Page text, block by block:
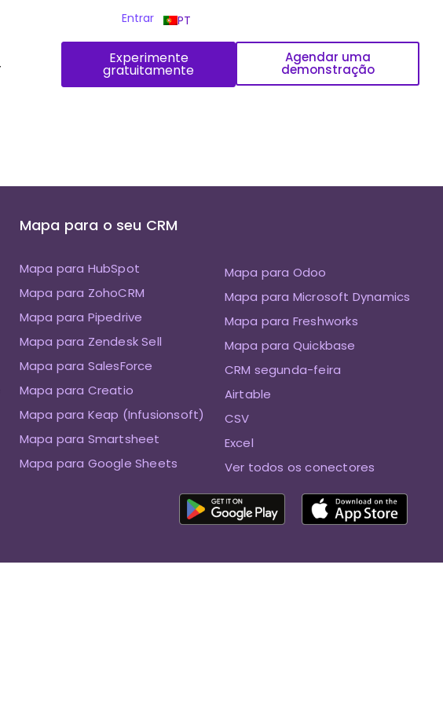
Entrar PT
Experimente
gratuitamente
Agendar uma
demonstração
Mapa para o seu CRM
Mapa para HubSpot
Mapa para ZohoCRM
Mapa para Pipedrive
Mapa para Zendesk Sell
Mapa para SalesForce
Mapa para Creatio
Mapa para Keap (Infusionsoft)
Mapa para Smartsheet
Mapa para Google Sheets
Mapa para Odoo
Mapa para Microsoft Dynamics
Mapa para Freshworks
Mapa para Quickbase
CRM segunda-feira
Airtable
CSV
Excel
Ver todos os conectores